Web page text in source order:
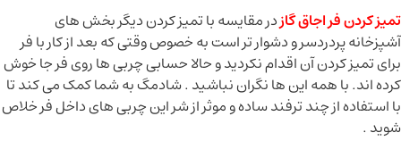
تمیز کردن فر اجاق گازدر مقایسه با تمیز کردن دیگر بخش های
آشپزخانه پردردسر و دشوار تر است به خصوص وقتی که بعد از کار با فر
برای تمیز کردن آن اقدام نکردید و حالا حسابی چربی ها روی فر جا خوش
کرده اند. با همه این ها نگران نباشید . شادمگ به شما کمک می کند تا
با استفاده از چند ترفند ساده و موثر از شر این چربی های داخل فر خلاص
شوید .